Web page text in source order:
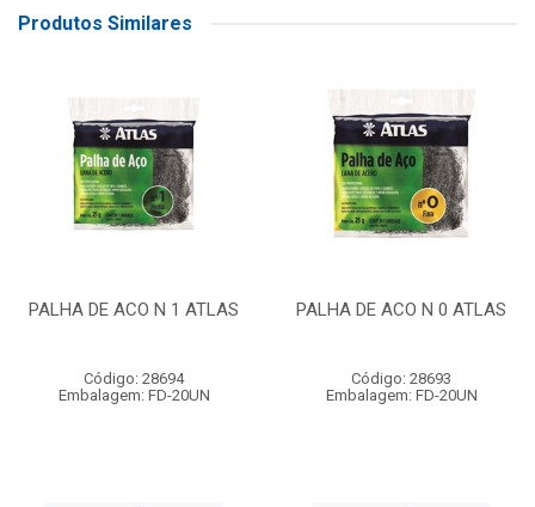
Produtos Similares
PALHA DE ACO N 1 ATLAS
Código: 28694
Embalagem: FD-20UN
PALHA DE ACO N 0 ATLAS
Código: 28693
Embalagem: FD-20UN